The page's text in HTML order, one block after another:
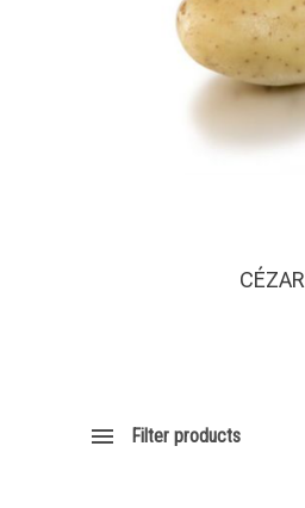
CÉZAR
Filter products